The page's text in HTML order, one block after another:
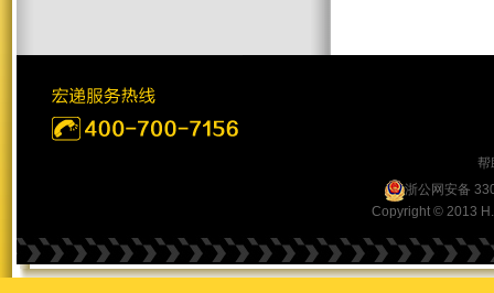
帮
浙公网安备
Copyright © 2013